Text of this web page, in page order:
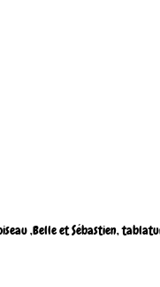
,Belle et Sébastien,